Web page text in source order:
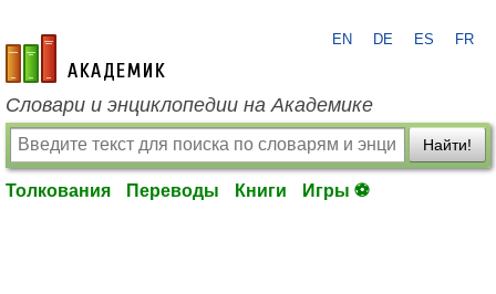
academic.ru
EN DE ES FR
Словари и энциклопедии на Академике
Найти!
Толкования Переводы Книги Игры ⚽